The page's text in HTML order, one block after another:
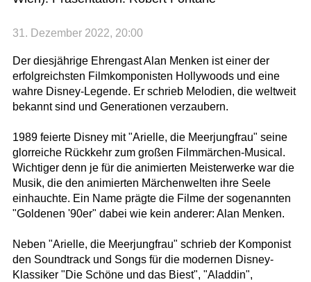
31. Dezember 2022, 20:00
Der diesjährige Ehrengast Alan Menken ist einer der
erfolgreichsten Filmkomponisten Hollywoods und eine
wahre Disney-Legende. Er schrieb Melodien, die weltweit
bekannt sind und Generationen verzaubern.
1989 feierte Disney mit "Arielle, die Meerjungfrau" seine
glorreiche Rückkehr zum großen Filmmärchen-Musical.
Wichtiger denn je für die animierten Meisterwerke war die
Musik, die den animierten Märchenwelten ihre Seele
einhauchte. Ein Name prägte die Filme der sogenannten
"Goldenen '90er" dabei wie kein anderer: Alan Menken.
Neben "Arielle, die Meerjungfrau" schrieb der Komponist
den Soundtrack und Songs für die modernen Disney-
Klassiker "Die Schöne und das Biest", "Aladdin",